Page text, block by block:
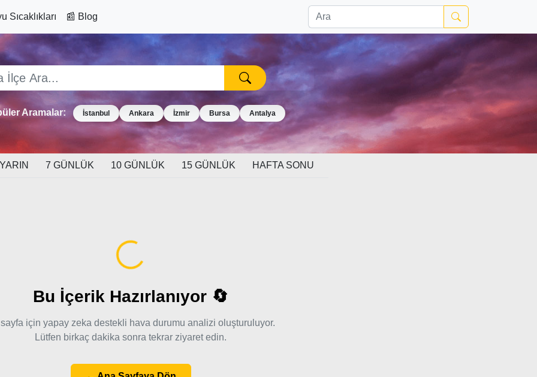
📰 Blog
Aramalar: İstanbul Ankara İzmir Bursa Antalya
YARIN 7 GÜNLÜK 10 GÜNLÜK 15 GÜNLÜK HAFTA SONU
Yükleniyor...
Bu İçerik Hazırlanıyor 🔄
için yapay zeka destekli hava durumu analizi oluşturuluyor.
Lütfen birkaç dakika sonra tekrar ziyaret edin.